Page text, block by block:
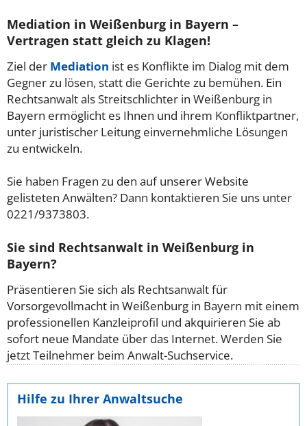
Mediation in Weißenburg in Bayern –
Vertragen statt gleich zu Klagen!
Ziel der Mediation ist es Konflikte im Dialog mit dem
Gegner zu lösen, statt die Gerichte zu bemühen. Ein
Rechtsanwalt als Streitschlichter in Weißenburg in
Bayern ermöglicht es Ihnen und ihrem Konfliktpartner,
unter juristischer Leitung einvernehmliche Lösungen
zu entwickeln.
Sie haben Fragen zu den auf unserer Website
gelisteten Anwälten? Dann kontaktieren Sie uns unter
0221/9373803.
Sie sind Rechtsanwalt in Weißenburg in
Bayern?
Präsentieren Sie sich als Rechtsanwalt für
Vorsorgevollmacht in Weißenburg in Bayern mit einem
professionellen Kanzleiprofil und akquirieren Sie ab
sofort neue Mandate über das Internet. Werden Sie
jetzt Teilnehmer beim Anwalt-Suchservice.
Hilfe zu Ihrer Anwaltsuche